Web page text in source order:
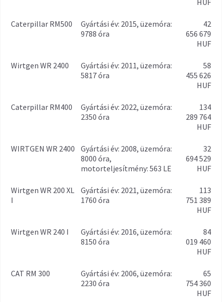
HUF
Caterpillar RM500
gyártási év: 2015, üzemóra:
9788 óra
42
656 679
HUF
Wirtgen WR 2400
gyártási év: 2011, üzemóra:
5817 óra
58
455 626
HUF
Caterpillar RM400
gyártási év: 2022, üzemóra:
2350 óra
134
289 764
HUF
WIRTGEN WR 2400
gyártási év: 2008, üzemóra:
8000 óra,
motorteljesítmény: 563 LE
32
694 529
HUF
Wirtgen WR 200 XL
I
gyártási év: 2021, üzemóra:
1760 óra
113
751 389
HUF
Wirtgen WR 240 I
gyártási év: 2016, üzemóra:
8150 óra
84
019 460
HUF
CAT RM 300
gyártási év: 2006, üzemóra:
2230 óra
65
754 360
HUF